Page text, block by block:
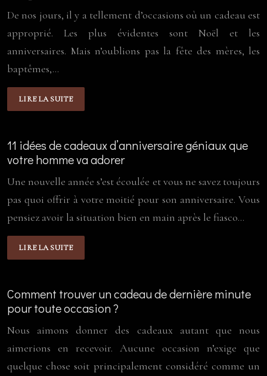
De nos jours, il y a tellement d’occasions où un cadeau est
approprié. Les plus évidentes sont Noël et les
anniversaires. Mais n’oublions pas la fête des mères, les
baptêmes,…
LIRE LA SUITE
11 idées de cadeaux d’anniversaire géniaux que
votre homme va adorer
Une nouvelle année s’est écoulée et vous ne savez toujours
pas quoi offrir à votre moitié pour son anniversaire. Vous
pensiez avoir la situation bien en main après le fiasco…
LIRE LA SUITE
Comment trouver un cadeau de dernière minute
pour toute occasion ?
Nous aimons donner des cadeaux autant que nous
aimerions en recevoir. Aucune occasion n’exige que
quelque chose soit principalement considéré comme un